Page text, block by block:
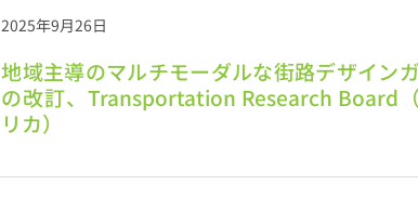
2025年9月26日
地域主導のマルチモーダルな街路デザイン
の改訂、Transportation Research Board
リカ）